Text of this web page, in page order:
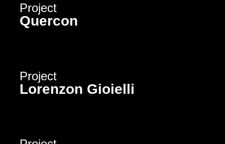
Project
Quercon
Project
Lorenzon Gioielli